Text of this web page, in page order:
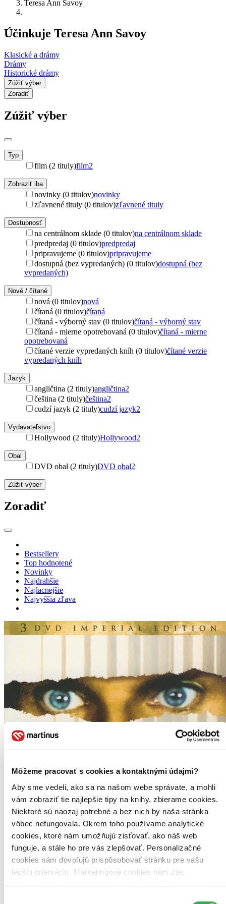
Môžeme pracovať s cookies a kontaktnými údajmi?
Aby sme vedeli, ako sa na našom webe správate, a mohli
vám zobraziť tie najlepšie tipy na knihy, zbierame cookies.
Niektoré sú naozaj potrebné a bez nich by naša stránka
vôbec nefungovala. Okrem toho používame analytické
cookies, ktoré nám umožňujú zisťovať, ako náš web
funguje, a stále ho pre vás zlepšovať. Personalizačné
cookies nám dovoľujú prispôsobovať stránku pre vašu
lepšiu orientáciu. Marketingové cookies nám zas
umožňujú zobrazenie relevantnej reklamy. Niektoré údaje
Teresa Ann Savoy
Účinkuje Teresa Ann Savoy
Klasické a drámy
Drámy
Historické drámy
Zúžiť výber
Zoradiť
Zúžiť výber
Typ
film (2 tituly)film2
Zobraziť iba
novinky (0 titulov)novinky
zľavnené tituly (0 titulov)zľavnené tituly
Dostupnosť
na centrálnom sklade (0 titulov)na centrálnom sklade
predpredaj (0 titulov)predpredaj
pripravujeme (0 titulov)pripravujeme
dostupná (bez vypredaných) (0 titulov)dostupná (bez
vypredaných)
Nové / čítané
nová (0 titulov)nová
čítaná (0 titulov)čítaná
čítaná - výborný stav (0 titulov)čítaná - výborný stav
čítaná - mierne opotrebovaná (0 titulov)čítaná - mierne
opotrebovaná
čítané verzie vypredaných kníh (0 titulov)čítané verzie
vypredaných kníh
Jazyk
angličtina (2 tituly)angličtina2
čeština (2 tituly)čeština2
cudzí jazyk (2 tituly)cudzí jazyk2
Vydavateľstvo
Hollywood (2 tituly)Hollywood2
Obal
DVD obal (2 tituly)DVD obal2
Zúžiť výber
Zoradiť
Bestsellery
Top hodnotené
Novinky
Najdrahšie
Najlacnejšie
Najvyššia zľava